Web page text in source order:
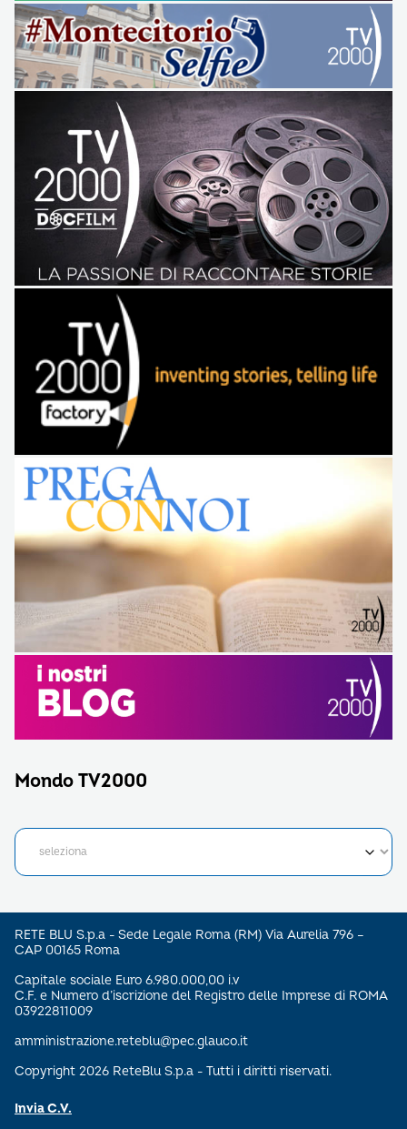
Mondo TV2000
RETE BLU S.p.a - Sede Legale Roma (RM) Via Aurelia 796 –
CAP 00165 Roma
Capitale sociale Euro 6.980.000,00 i.v
C.F. e Numero d’iscrizione del Registro delle Imprese di ROMA
03922811009
amministrazione.reteblu@pec.glauco.it
Copyright 2026 ReteBlu S.p.a - Tutti i diritti riservati.
Invia C.V.